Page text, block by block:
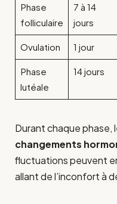
Phase
folliculaire
7 à 14
jours
Ovulation 1 jour
Phase
lutéale
14 jours
Durant chaque phase,
changements
fluctuations peuvent
allant de l’inconfort à